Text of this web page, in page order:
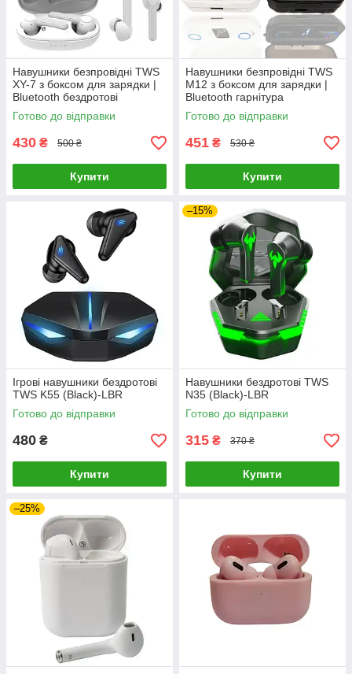
Навушники безпровідні TWS
XY-7 з боксом для зарядки |
Bluetooth бездротові
навушники з кейсом
Готово до відправки
430 ₴ 500 ₴
Купити
Навушники безпровідні TWS
M12 з боксом для зарядки |
Bluetooth гарнітура
Готово до відправки
451 ₴ 530 ₴
Купити
Ігрові навушники бездротові
TWS K55 (Black)-LВR
Готово до відправки
480 ₴
Купити
–15%
Навушники бездротові TWS
N35 (Black)-LВR
Готово до відправки
315 ₴ 370 ₴
Купити
–25%